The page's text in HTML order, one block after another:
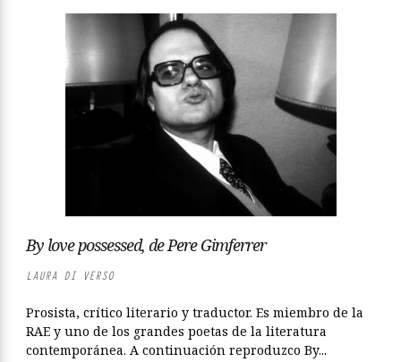
By love possessed, de Pere Gimferrer
LAURA DI VERSO
Prosista, crítico literario y traductor. Es miembro de la
RAE y uno de los grandes poetas de la literatura
contemporánea. A continuación reproduzco By...